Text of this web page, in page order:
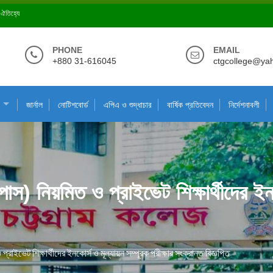
ঐতিহ্যে
PHONE
+880 31-616045
EMAIL
জার্নাল নোটিশবোর্ড এপিএ ও শুদ্ধাচার বার্ষিক প্রতিবেদন নির্দেশনাবলী
নিয়মিত ও প্রাইভেট শিক্ষার্থীদের
শিক্ষার্থীদের ইনকোর্স ও মূল্যায়ন সম্পূরক পরীক্ষার সংক্রান্ত বিজ্ঞপ্তি